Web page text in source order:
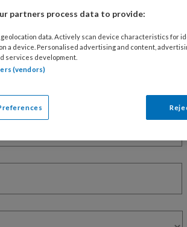
lezen?
lees 2 artikelen gratis per maand
partners process data to provide:
data. Actively scan device characteristics for
a device. Personalised advertising and content,
services development.
(vendors)